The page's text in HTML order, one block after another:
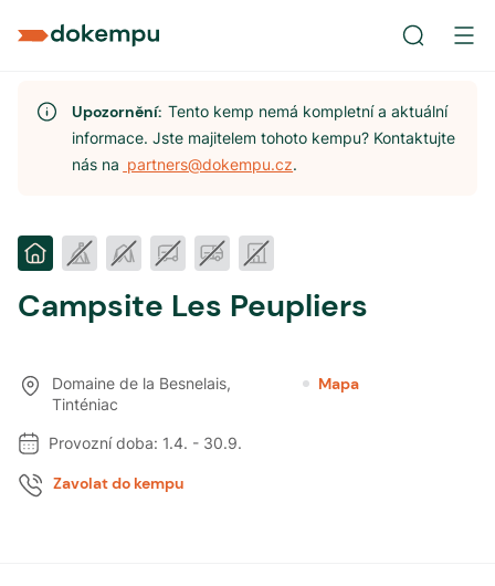
Upozornění:Tento kemp nemá kompletní a aktuální
informace. Jste majitelem tohoto kempu? Kontaktujte
nás na partners@dokempu.cz.
Campsite Les Peupliers
Domaine de la Besnelais,
Tinténiac
Mapa
Provozní doba: 1.4. - 30.9.
Zavolat do kempu